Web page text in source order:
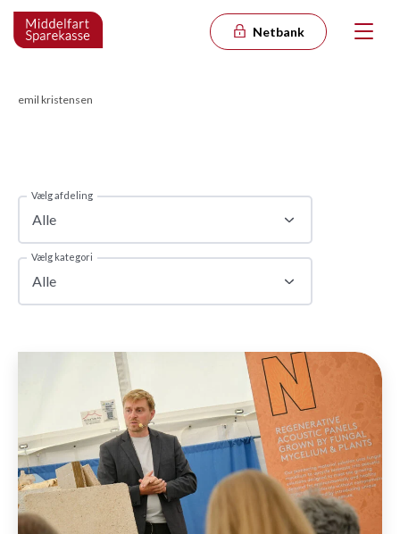
Netbank
emil kristensen
Vælg afdeling
Alle
Vælg kategori
Alle